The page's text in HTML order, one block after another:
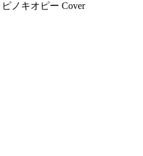
ノキオピー Cover